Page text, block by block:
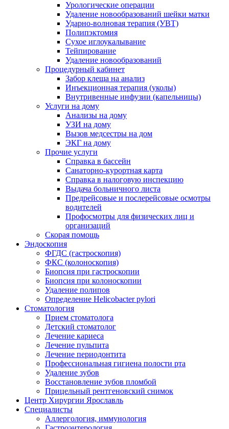
Урологические операции
Удаление новообразований шейки матки
Ударно-волновая терапия (УВТ)
Полипэктомия
Сухое иглоукалывание
Тейпирование
Удаление новообразований
Процедурный кабинет
Забор клеща на анализ
Инъекционная терапия (уколы)
Внутривенные инфузии (капельницы)
Услуги на дому
Анализы на дому
УЗИ на дому
Вызов медсестры на дом
ЭКГ на дому
Прочие услуги
Справка в бассейн
Санаторно-курортная карта
Справка в налоговую инспекцию
Выдача больничного листа
Предрейсовые и послерейсовые осмотры
водителей
Профосмотры для физических лиц и
организаций
Скорая помощь
Эндоскопия
ФГДС (гастроскопия)
ФКС (колоноскопия)
Биопсия при гастроскопии
Биопсия при колоноскопии
Удаление полипов
Определение Helicobacter pylori
Стоматология
Прием стоматолога
Детский стоматолог
Лечение кариеса
Лечение пульпита
Лечение периодонтита
Профессиональная гигиена полости рта
Удаление зубов
Восстановление зубов пломбой
Прицельный рентгеновский снимок
Центр Хирургии Ярославль
Специалисты
Аллергология, иммунология